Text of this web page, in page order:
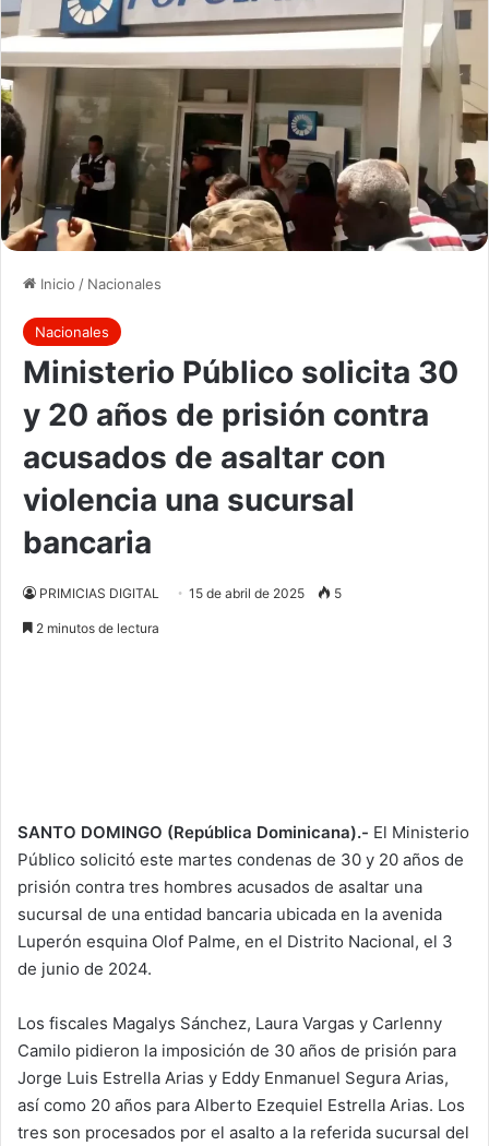
Inicio / Nacionales
Nacionales
Ministerio Público solicita 30
y 20 años de prisión contra
acusados de asaltar con
violencia una sucursal
bancaria
PRIMICIAS DIGITAL 15 de abril de 2025 5
2 minutos de lectura
SANTO DOMINGO (República Dominicana).- El Ministerio
Público solicitó este martes condenas de 30 y 20 años de
prisión contra tres hombres acusados de asaltar una
sucursal de una entidad bancaria ubicada en la avenida
Luperón esquina Olof Palme, en el Distrito Nacional, el 3
de junio de 2024.
Los fiscales Magalys Sánchez, Laura Vargas y Carlenny
Camilo pidieron la imposición de 30 años de prisión para
Jorge Luis Estrella Arias y Eddy Enmanuel Segura Arias,
así como 20 años para Alberto Ezequiel Estrella Arias. Los
tres son procesados por el asalto a la referida sucursal del